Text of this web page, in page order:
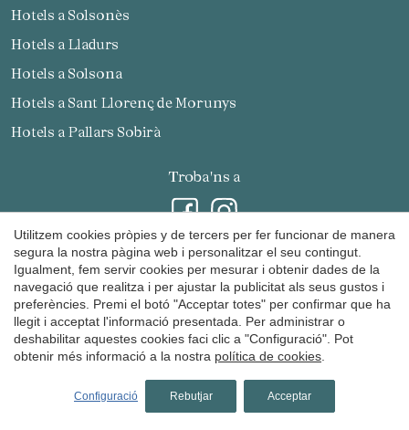
Hotels a Solsonès
Hotels a Lladurs
Hotels a Solsona
Hotels a Sant Llorenç de Morunys
Hotels a Pallars Sobirà
Troba'ns a
Rep les nostres promocions i notícies per correu
Utilitzem cookies pròpies y de tercers per fer funcionar de manera
segura la nostra pàgina web i personalitzar el seu contingut.
Igualment, fem servir cookies per mesurar i obtenir dades de la
navegació que realitza i per ajustar la publicitat als seus gustos i
preferències. Premi el botó "Acceptar totes" per confirmar que ha
llegit i acceptat l'informació presentada. Per administrar o
deshabilitar aquestes cookies faci clic a "Configuració". Pot
obtenir més informació a la nostra política de cookies
Configuració Rebutjar Acceptar